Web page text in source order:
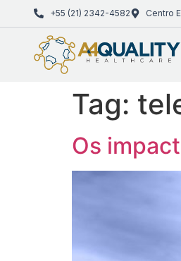
+55 (21) 2342-4582 Centro
Tag:
Os